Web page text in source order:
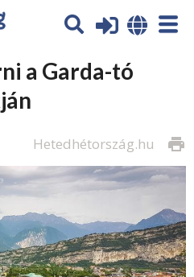
a Garda-tó
print
Hetedhétország.hu